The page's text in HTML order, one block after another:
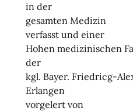
in der
gesamten Medizin
verfasst und einer
Hohen medizinischen
der
kgl. Bayer. Friedricg-
Erlangen
vorgelert von